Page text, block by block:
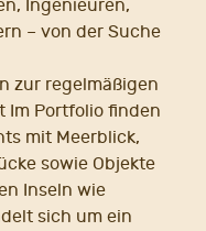
Ingenieuren,
– von der Suche
zur regelmäßigen
Im Portfolio finden
mit Meerblick,
sowie Objekte
Inseln wie
sich um ein